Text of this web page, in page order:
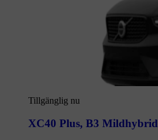
Tillgänglig nu
XC40 Plus, B3 Mildhybrid